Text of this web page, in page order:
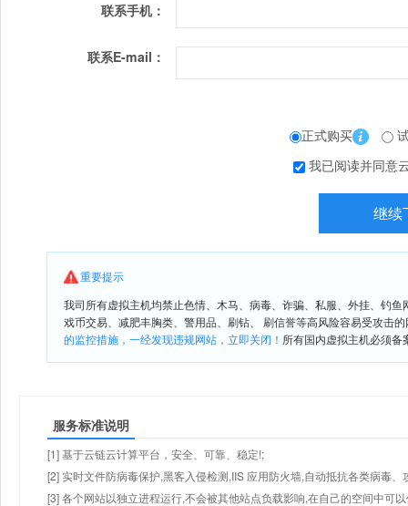
联系手机：
联系E-mail：
正式购买
我已阅读并同意
重要提示
我司所有虚拟主机均禁止色情、木马、病毒、诈骗、私服、外挂、钓
戏币交易、减肥丰胸类、警用品、刷钻、 刷信誉等高风险容易受攻击
的监控措施，一经发现违规网站，立即关闭！ 所有国内虚拟主机必须备
服务标准说明
[1] 基于云链云计算平台，安全、可靠、稳定!;
[2] 实时文件防病毒保护,黑客入侵检测,IIS 应用防火墙,自动抵抗各类病毒、
[3] 各个网站以独立进程运行,不会被其他站点负载影响,在自己的空间中可